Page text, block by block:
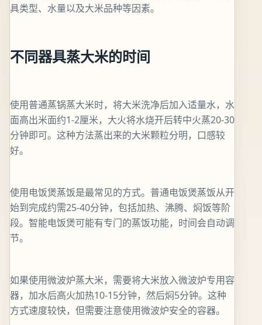
具类型、水量以及大米品种等因素。
不同器具蒸大米的时间
使用普通蒸锅蒸大米时，将大米洗净后加入适量水，水
面高出米面约1-2厘米，大火将水烧开后转中火蒸20-30
分钟即可。这种方法蒸出来的大米颗粒分明，口感较
好。
使用电饭煲蒸饭是最常见的方式。普通电饭煲蒸饭从开
始到完成约需25-40分钟，包括加热、沸腾、焖饭等阶
段。智能电饭煲可能有专门的蒸饭功能，时间会自动调
节。
如果使用微波炉蒸大米，需要将大米放入微波炉专用容
器，加水后高火加热10-15分钟，然后焖5分钟。这种
方式速度较快，但需要注意使用微波炉安全的容器。